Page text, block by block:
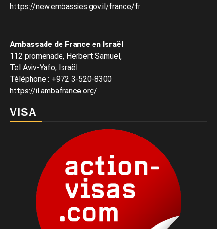
https://new.embassies.gov.il/france/fr
Ambassade de France en Israël
112 promenade, Herbert Samuel,
Tel Aviv-Yafo, Israël
Téléphone : +972 3-520-8300
https://il.ambafrance.org/
VISA